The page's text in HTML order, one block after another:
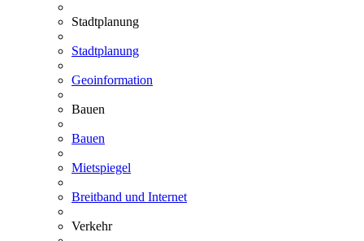
Stadtplanung
Stadtplanung
Geoinformation
Bauen
Bauen
Mietspiegel
Breitband und Internet
Verkehr